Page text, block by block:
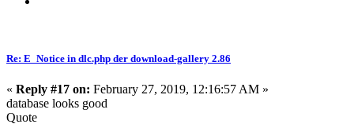
Re: E_Notice in dlc.php der download-gallery 2.86
« Reply #17 on: February 27, 2019, 12:16:57 AM »
database looks good
Quote